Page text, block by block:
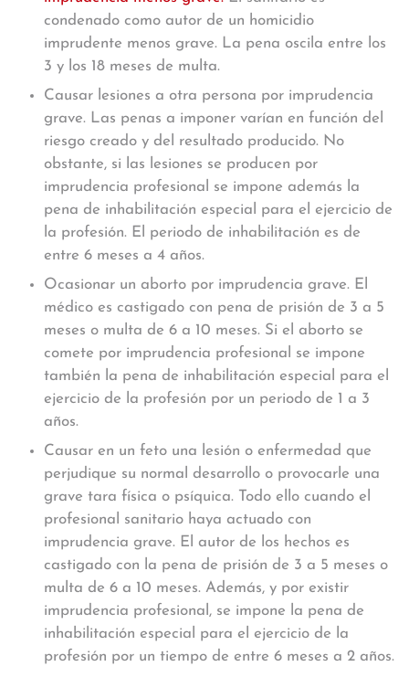
condenado como autor de un homicidio
imprudente menos grave. La pena oscila entre los
3 y los 18 meses de multa.
Causar lesiones a otra persona por imprudencia
grave. Las penas a imponer varían en función del
riesgo creado y del resultado producido. No
obstante, si las lesiones se producen por
imprudencia profesional se impone además la
pena de inhabilitación especial para el ejercicio de
la profesión. El periodo de inhabilitación es de
entre 6 meses a 4 años.
Ocasionar un aborto por imprudencia grave. El
médico es castigado con pena de prisión de 3 a 5
meses o multa de 6 a 10 meses. Si el aborto se
comete por imprudencia profesional se impone
también la pena de inhabilitación especial para el
ejercicio de la profesión por un periodo de 1 a 3
años.
Causar en un feto una lesión o enfermedad que
perjudique su normal desarrollo o provocarle una
grave tara física o psíquica. Todo ello cuando el
profesional sanitario haya actuado con
imprudencia grave. El autor de los hechos es
castigado con la pena de prisión de 3 a 5 meses o
multa de 6 a 10 meses. Además, y por existir
imprudencia profesional, se impone la pena de
inhabilitación especial para el ejercicio de la
profesión por un tiempo de entre 6 meses a 2 años.